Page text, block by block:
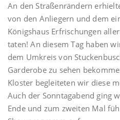
An den Straßenrändern
von den Anliegern und dem
Königshaus Erfrischungen
taten! An diesem Tag haben
dem Umkreis von
Garderobe zu sehen
Kloster begleiteten wir diese
Auch der Sonntagabend ging
Ende und zum zweiten Mal